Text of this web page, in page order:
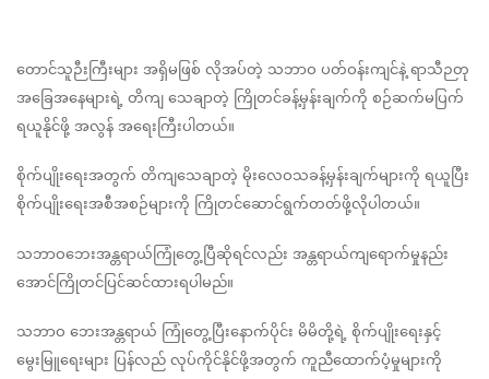
တောင်သူဉီးကြီးများ အရှိမဖြစ် လိုအပ်တဲ့ သဘာဝ ပတ်ဝန်းကျင်နဲ့ ရာသီဉတု
အခြေအနေများရဲ့ တိကျ သေချာတဲ့ ကြိုတင်ခန့်မှန်းချက်ကို စဉ်ဆက်မပြက်
ရယူနိုင်ဖို့ အလွန် အရေးကြီးပါတယ်။
စိုက်ပျိုးရေးအတွက် တိကျသေချာတဲ့ မိုးလေဝသခန့်မှန်းချက်များကို ရယူပြီး
စိုက်ပျိုးရေးအစီအစဉ်များကို ကြိုတင်ဆောင်ရွက်တတ်ဖို့လိုပါတယ်။
သဘာဝဘေးအန္တရာယ်ကြုံတွေ့ပြီဆိုရင်လည်း အန္တရာယ်ကျရောက်မှုနည်း
အောင်ကြိုတင်ပြင်ဆင်ထားရပါမည်။
သဘာဝ ဘေးအန္တရာယ် ကြုံတွေ့ပြီးနောက်ပိုင်း မိမိတို့ရဲ့ စိုက်ပျိုးရေးနှင့်
မွေးမြူရေးများ ပြန်လည် လုပ်ကိုင်နိုင်ဖို့အတွက် ကူညီထောက်ပံ့မှုများကို